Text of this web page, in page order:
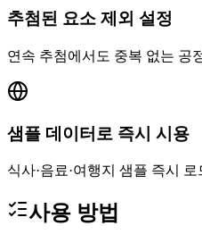
추첨된 요소 제외 설정
연속 추첨에서도 중복 없는 공
샘플 데이터로 즉시 시용
식사·음료·여행지 샘플 즉시 로
사용 방법